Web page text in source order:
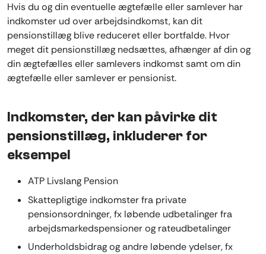
Hvis du og din eventuelle ægtefælle eller samlever har
indkomster ud over arbejdsindkomst, kan dit
pensionstillæg blive reduceret eller bortfalde. Hvor
meget dit pensionstillæg nedsættes, afhænger af din og
din ægtefælles eller samlevers indkomst samt om din
ægtefælle eller samlever er pensionist.
Indkomster, der kan påvirke dit
pensionstillæg, inkluderer for
eksempel
ATP Livslang Pension
Skattepligtige indkomster fra private
pensionsordninger, fx løbende udbetalinger fra
arbejdsmarkedspensioner og rateudbetalinger
Underholdsbidrag og andre løbende ydelser, fx